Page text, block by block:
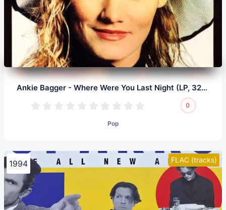
Ankie Bagger - Where Were You Last Night (LP, 32/192.0)
0
Pop
FLAC (tracks)
1994